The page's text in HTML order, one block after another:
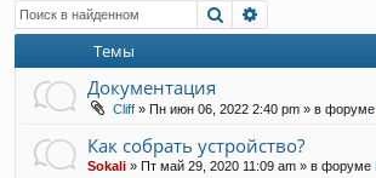
Поиск
Темы
Документация
Cliff » Пн июн 06, 2022 2:40 pm » в форуме
Как собрать устройство?
Sokali » Пт май 29, 2020 11:09 am » в форуме